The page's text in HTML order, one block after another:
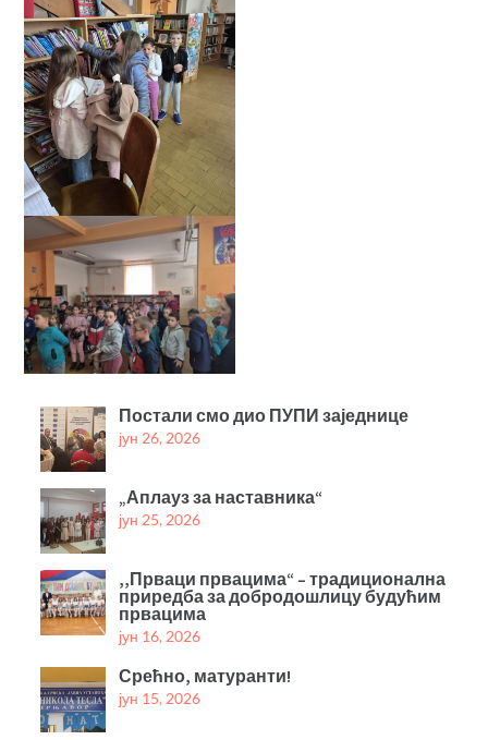
Постали смо дио ПУПИ заједнице
јун 26, 2026
„Аплауз за наставника“
јун 25, 2026
,,Прваци првацима“ – традиционална
приредба за добродошлицу будућим
првацима
јун 16, 2026
Срећно, матуранти!
јун 15, 2026